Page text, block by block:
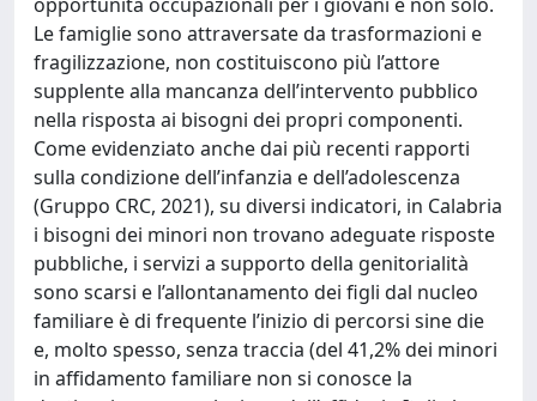
Le famiglie sono attraversate da trasformazioni e
fragilizzazione, non costituiscono più l’attore
supplente alla mancanza dell’intervento pubblico
nella risposta ai bisogni dei propri componenti.
Come evidenziato anche dai più recenti rapporti
sulla condizione dell’infanzia e dell’adolescenza
(Gruppo CRC, 2021), su diversi indicatori, in Calabria
i bisogni dei minori non trovano adeguate risposte
pubbliche, i servizi a supporto della genitorialità
sono scarsi e l’allontanamento dei figli dal nucleo
familiare è di frequente l’inizio di percorsi sine die
e, molto spesso, senza traccia (del 41,2% dei minori
in affidamento familiare non si conosce la